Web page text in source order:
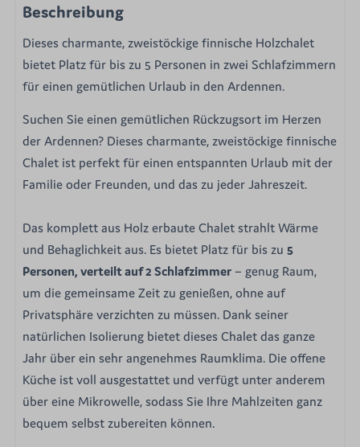
Beschreibung
Dieses charmante, zweistöckige finnische Holzchalet
bietet Platz für bis zu 5 Personen in zwei Schlafzimmern
für einen gemütlichen Urlaub in den Ardennen.
Suchen Sie einen gemütlichen Rückzugsort im Herzen
der Ardennen? Dieses charmante, zweistöckige finnische
Chalet ist perfekt für einen entspannten Urlaub mit der
Familie oder Freunden, und das zu jeder Jahreszeit.
Das komplett aus Holz erbaute Chalet strahlt Wärme
und Behaglichkeit aus. Es bietet Platz für bis zu 5
Personen, verteilt auf 2 Schlafzimmer – genug Raum,
um die gemeinsame Zeit zu genießen, ohne auf
Privatsphäre verzichten zu müssen. Dank seiner
natürlichen Isolierung bietet dieses Chalet das ganze
Jahr über ein sehr angenehmes Raumklima. Die offene
Küche ist voll ausgestattet und verfügt unter anderem
über eine Mikrowelle, sodass Sie Ihre Mahlzeiten ganz
bequem selbst zubereiten können.